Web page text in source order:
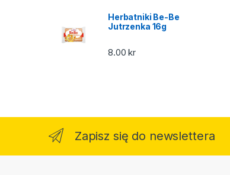
Herbatniki Be-Be
Jutrzenka 16g
8.00kr
Zapisz się do newslettera